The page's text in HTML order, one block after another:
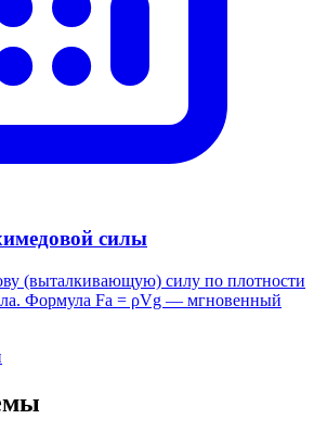
силы
(выталкивающую) силу по плотности
Формула Fa = ρVg — мгновенный